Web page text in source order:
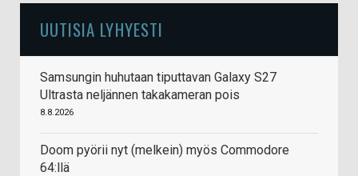
UUTISIA LYHYESTI
Samsungin huhutaan tiputtavan Galaxy S27
Ultrasta neljännen takakameran pois
8.8.2026
Doom pyörii nyt (melkein) myös Commodore
64:llä